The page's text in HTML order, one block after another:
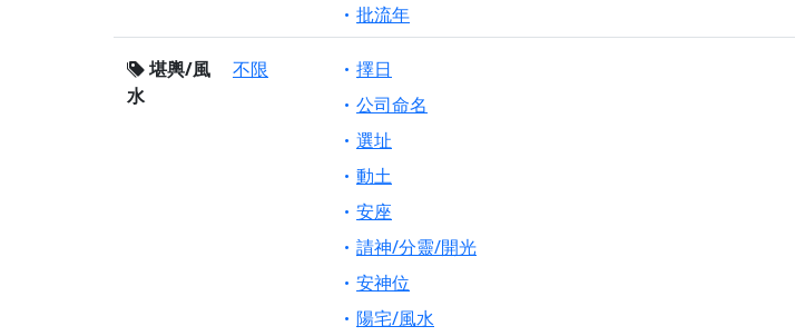
批流年
堪輿/風
水
不限
擇日
公司命名
選址
動土
安座
請神/分靈/開光
安神位
陽宅/風水